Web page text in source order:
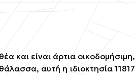
και είναι άρτια οικοδομήσιμη,
αυτή η ιδιοκτησία 11817